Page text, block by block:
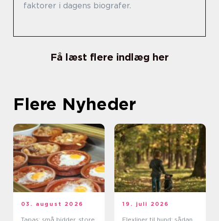
faktorer i dagens biografer.
Få læst flere indlæg her
Flere Nyheder
03. august 2026
Tapas: små bidder, store
19. juli 2026
Flexliner til hund: sådan